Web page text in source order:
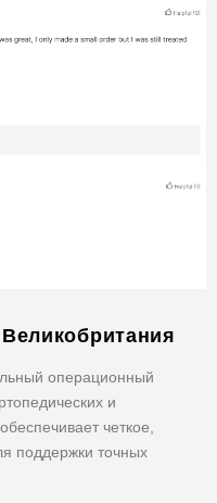
операционный
и
четкое,
поддержки точных